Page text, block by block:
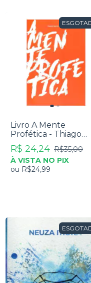
Livro A Mente
Profética - Thiago
Baeta Corrêa
R$ 24,24 R$35,00
À VISTA NO PIX
ou R$24,99